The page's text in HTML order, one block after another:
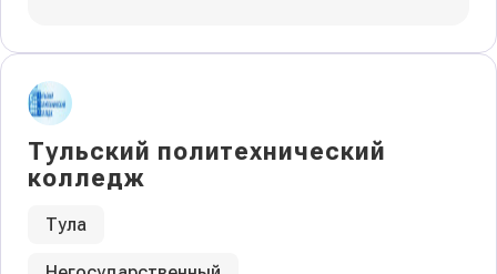
Тульский политехнический
колледж
Тула